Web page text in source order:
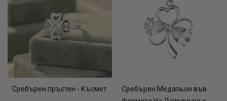
Сребърен пръстен - Късмет
Сребърен Медальон във